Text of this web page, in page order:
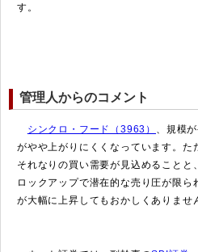
す。
管理人からのコメント
シンクロ・フード（3963） 、規模
がやや上がりにくくなっています。た
それなりの買い需要が見込めることと
ロックアップで潜在的な売り圧が限
が大幅に上昇してもおかしくありませ